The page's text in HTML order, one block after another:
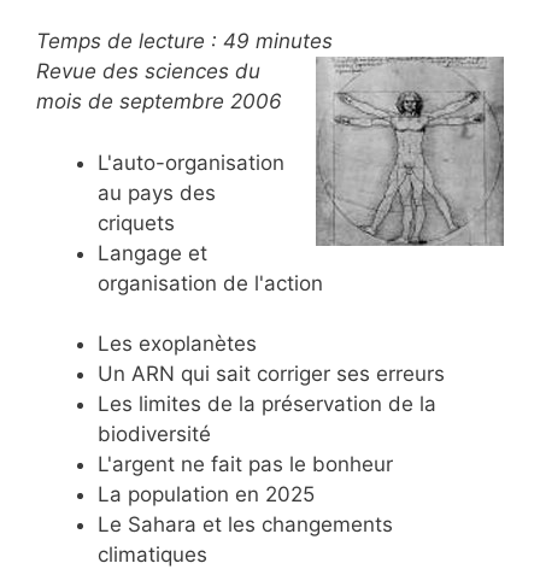
Temps de lecture : 49 minutes
Revue des sciences du
mois de septembre 2006
L'auto-organisation
au pays des
criquets
Langage et
organisation de l'action
Les exoplanètes
Un ARN qui sait corriger ses erreurs
Les limites de la préservation de la
biodiversité
L'argent ne fait pas le bonheur
La population en 2025
Le Sahara et les changements
climatiques